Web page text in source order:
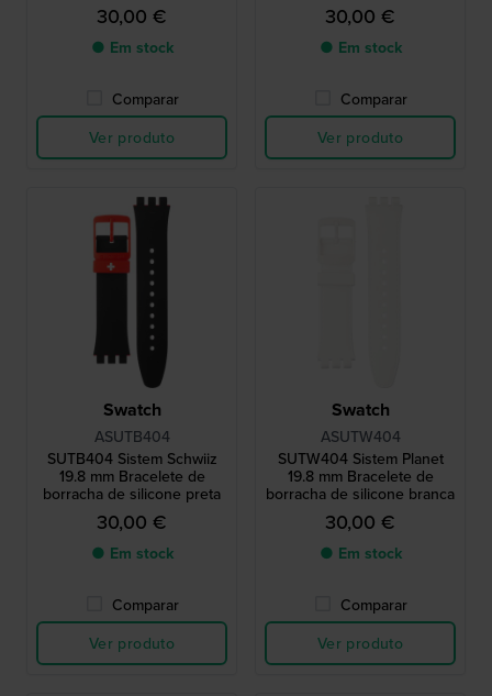
30,00 €
● Em stock
Comparar
Ver produto
30,00 €
● Em stock
Comparar
Ver produto
Swatch
ASUTB404
SUTB404 Sistem Schwiiz
19.8 mm Bracelete de
borracha de silicone preta
30,00 €
● Em stock
Comparar
Ver produto
Swatch
ASUTW404
SUTW404 Sistem Planet
19.8 mm Bracelete de
borracha de silicone branca
30,00 €
● Em stock
Comparar
Ver produto